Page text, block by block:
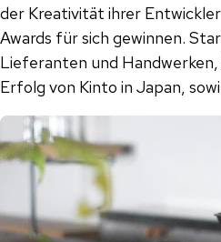
der Kreativität ihrer
Awards für sich gewinnen.
Lieferanten und
Erfolg von Kinto in Japan,